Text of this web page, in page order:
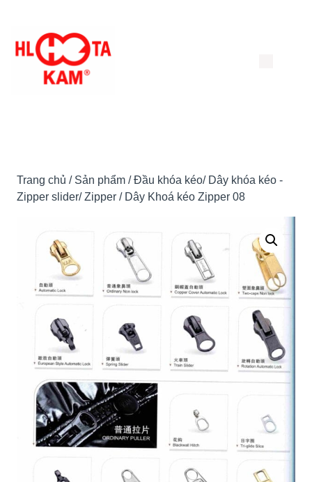
đến
Trang chủ / Sản phẩm /Đầu khóa kéo/ Dây khóa kéo -
Zipper slider/ Zipper / Dây Khoá kéo Zipper 08